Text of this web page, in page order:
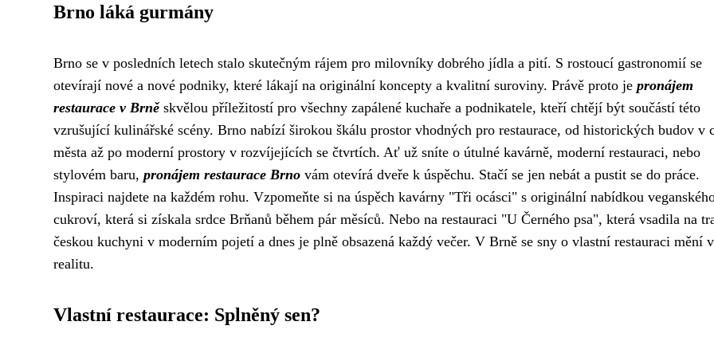
Brno láká gurmány
Brno se v posledních letech stalo skutečným rájem pro milovníky dobrého jídla a pití. S rostoucí gastronomií se
otevírají nové a nové podniky, které lákají na originální koncepty a kvalitní suroviny. Právě proto je pronájem
restaurace v Brněskvělou příležitostí pro všechny zapálené kuchaře a podnikatele, kteří chtějí být součástí této
vzrušující kulinářské scény. Brno nabízí širokou škálu prostor vhodných pro restaurace, od historických budov v
města až po moderní prostory v rozvíjejících se čtvrtích. Ať už sníte o útulné kavárně, moderní restauraci, nebo
stylovém baru, pronájem restaurace Brno vám otevírá dveře k úspěchu. Stačí se jen nebát a pustit se do práce.
Inspiraci najdete na každém rohu. Vzpomeňte si na úspěch kavárny "Tři ocásci" s originální nabídkou
cukroví, která si získala srdce Brňanů během pár měsíců. Nebo na restauraci "U Černého psa", která vsadila na
českou kuchyni v moderním pojetí a dnes je plně obsazená každý večer. V Brně se sny o vlastní restauraci mění v
realitu.
Vlastní restaurace: Splněný sen?